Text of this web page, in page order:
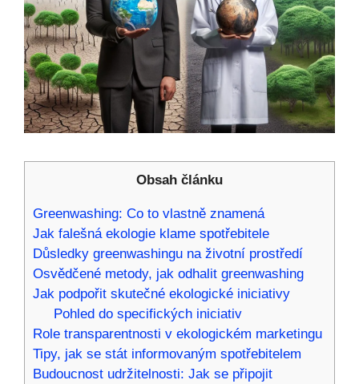
Obsah článku
Greenwashing: Co to vlastně znamená
Jak falešná ekologie klame spotřebitele
Důsledky greenwashingu na životní prostředí
Osvědčené metody, jak odhalit greenwashing
Jak podpořit skutečné ekologické iniciativy
Pohled do specifických iniciativ
Role transparentnosti v ekologickém marketingu
Tipy, jak se stát informovaným spotřebitelem
Budoucnost udržitelnosti: Jak se připojit